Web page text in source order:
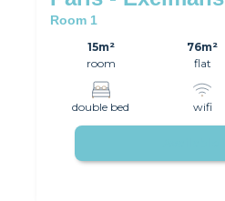
Room 1
15m²
room
76m²
flat
double bed wifi